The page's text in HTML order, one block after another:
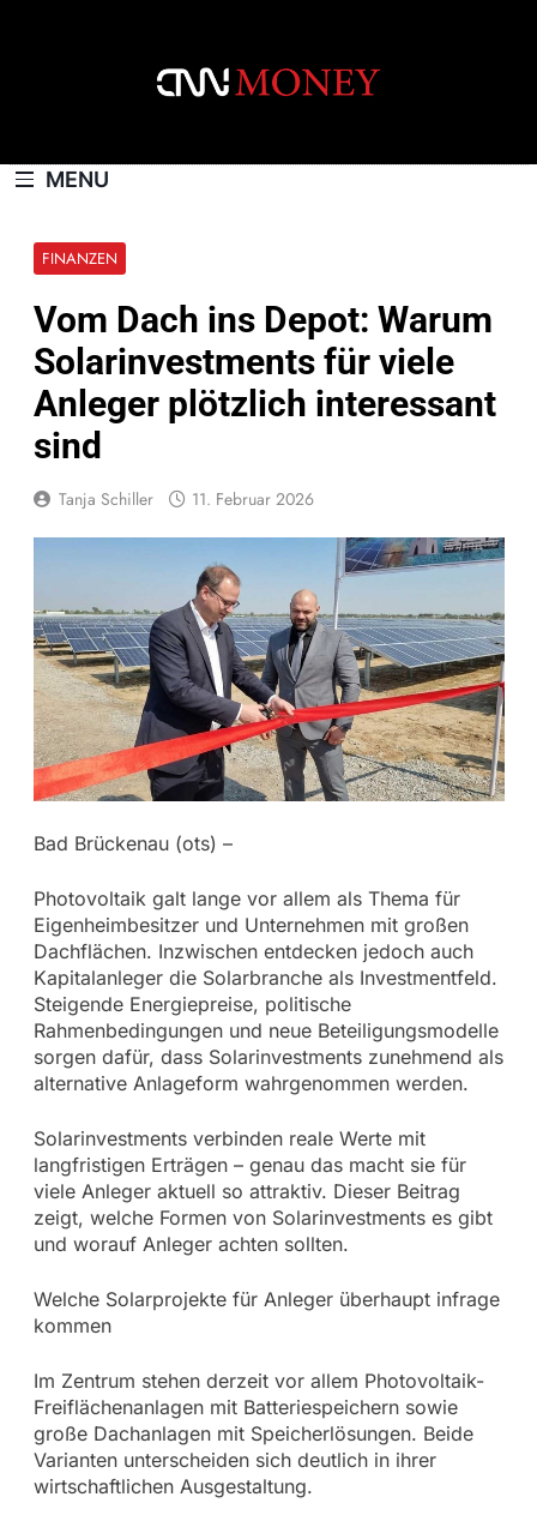
MENU
FINANZEN
Vom Dach ins Depot: Warum
Solarinvestments für viele
Anleger plötzlich interessant
sind
Tanja Schiller 11. Februar 2026
Bad Brückenau (ots) –
Photovoltaik galt lange vor allem als Thema für
Eigenheimbesitzer und Unternehmen mit großen
Dachflächen. Inzwischen entdecken jedoch auch
Kapitalanleger die Solarbranche als Investmentfeld.
Steigende Energiepreise, politische
Rahmenbedingungen und neue Beteiligungsmodelle
sorgen dafür, dass Solarinvestments zunehmend als
alternative Anlageform wahrgenommen werden.
Solarinvestments verbinden reale Werte mit
langfristigen Erträgen – genau das macht sie für
viele Anleger aktuell so attraktiv. Dieser Beitrag
zeigt, welche Formen von Solarinvestments es gibt
und worauf Anleger achten sollten.
Welche Solarprojekte für Anleger überhaupt infrage
kommen
Im Zentrum stehen derzeit vor allem Photovoltaik-
Freiflächenanlagen mit Batteriespeichern sowie
große Dachanlagen mit Speicherlösungen. Beide
Varianten unterscheiden sich deutlich in ihrer
wirtschaftlichen Ausgestaltung.